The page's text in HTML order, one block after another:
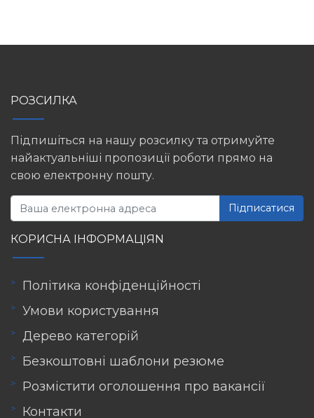
РОЗСИЛКА
Підпишіться на нашу розсилку та отримуйте
найактуальніші пропозиції роботи прямо на
свою електронну пошту.
Підписатися
КОРИСНА ІНФОРМАЦІЯN
Політика конфіденційності
Умови користування
Дерево категорій
Безкоштовні шаблони резюме
Розмістити оголошення про вакансії
Контакти